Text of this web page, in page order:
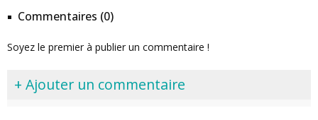
Commentaires (0)
Soyez le premier à publier un commentaire !
+ Ajouter un commentaire